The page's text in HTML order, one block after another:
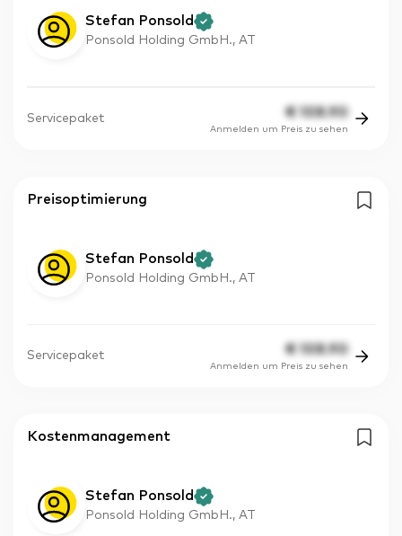
Stefan Ponsold
Ponsold Holding GmbH., AT
Servicepaket € 108.90
Anmelden um Preis zu sehen
Preisoptimierung
Stefan Ponsold
Ponsold Holding GmbH., AT
Servicepaket € 108.90
Anmelden um Preis zu sehen
Kostenmanagement
Stefan Ponsold
Ponsold Holding GmbH., AT